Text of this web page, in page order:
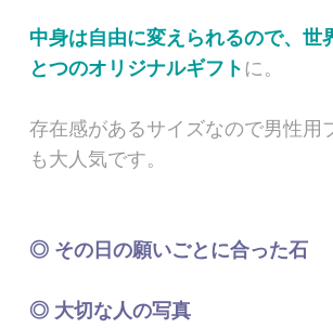
中身は自由に変えられるので、世
とつのオリジナルギフト に。
存在感があるサイズなので男性用
も大人気です。
◎ その日の願いごとに合った石
◎ 大切な人の写真